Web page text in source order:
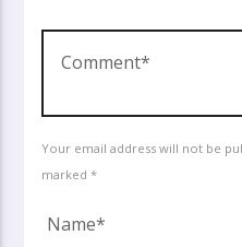
Your email address will not be
marked *